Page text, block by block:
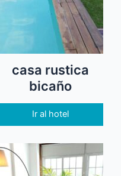
casa rustica
bicaño
Ir al hotel